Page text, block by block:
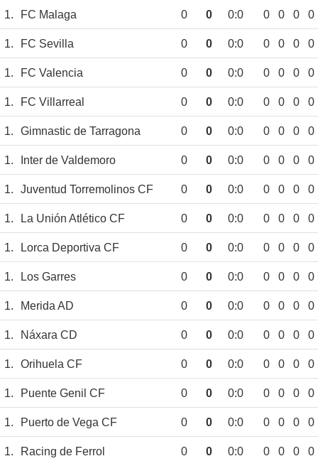
1. FC Malaga 0 0 0:0 0 0 0 0
1. FC Sevilla 0 0 0:0 0 0 0 0
1. FC Valencia 0 0 0:0 0 0 0 0
1. FC Villarreal 0 0 0:0 0 0 0 0
1. Gimnastic de Tarragona 0 0 0:0 0 0 0 0
1. Inter de Valdemoro 0 0 0:0 0 0 0 0
1. Juventud Torremolinos CF 0 0 0:0 0 0 0 0
1. La Unión Atlético CF 0 0 0:0 0 0 0 0
1. Lorca Deportiva CF 0 0 0:0 0 0 0 0
1. Los Garres 0 0 0:0 0 0 0 0
1. Merida AD 0 0 0:0 0 0 0 0
1. Náxara CD 0 0 0:0 0 0 0 0
1. Orihuela CF 0 0 0:0 0 0 0 0
1. Puente Genil CF 0 0 0:0 0 0 0 0
1. Puerto de Vega CF 0 0 0:0 0 0 0 0
1. Racing de Ferrol 0 0 0:0 0 0 0 0